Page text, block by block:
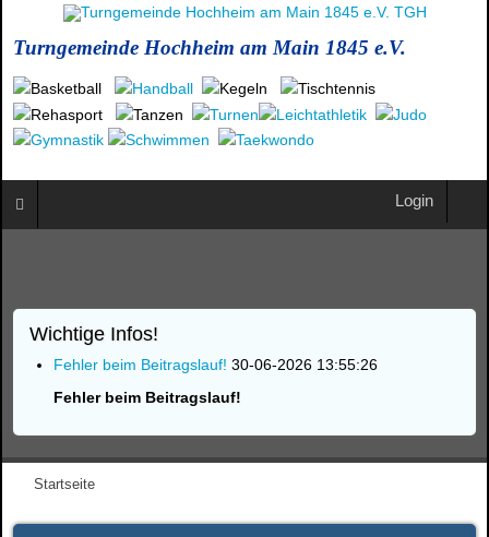
Turngemeinde Hochheim am Main 1845 e.V.
Login
Wichtige Infos!
Fehler beim Beitragslauf! 30-06-2026 13:55:26
Fehler beim Beitragslauf!
Startseite